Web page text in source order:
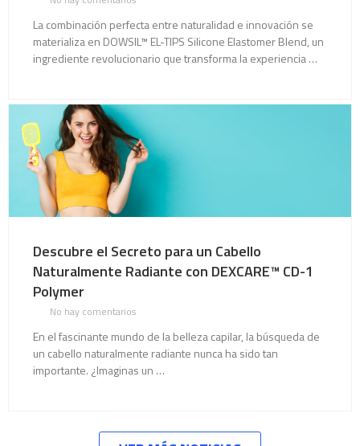
La combinación perfecta entre naturalidad e innovación se
materializa en DOWSIL™ EL-TIPS Silicone Elastomer Blend, un
ingrediente revolucionario que transforma la experiencia …
Descubre el Secreto para un Cabello
Naturalmente Radiante con DEXCARE™ CD-1
Polymer
No hay comentarios
En el fascinante mundo de la belleza capilar, la búsqueda de
un cabello naturalmente radiante nunca ha sido tan
importante. ¿Imaginas un …